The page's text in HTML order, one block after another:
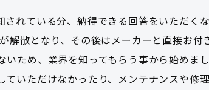
れている分、納得できる回答をいただく
解散となり、その後はメーカーと直接お付
いため、業界を知ってもらう事から始めま
いただけなかったり、メンテナンスや修